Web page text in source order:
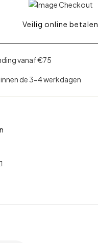
Veilig online betalen
vanaf €75
de 3-4 werkdagen